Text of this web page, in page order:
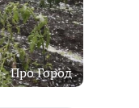
Про Город